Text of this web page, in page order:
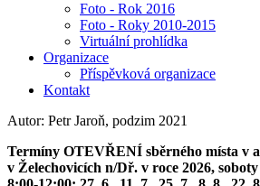
Foto - Rok 2016
Foto - Roky 2010-2015
Virtuální prohlídka
Organizace
Příspěvková organizace
Kontakt
Autor: Petr Jaroň, podzim 2021
Termíny OTEVŘENÍ sběrného místa v
v Želechovicích n/Dř. v roce 2026,